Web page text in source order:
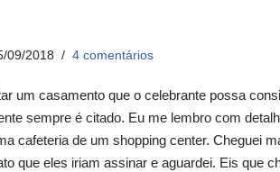
09/2018 4 comentários
um casamento que o celebrante possa
sempre é citado. Eu me lembro com
cafeteria de um shopping center. Cheguei
que eles iriam assinar e aguardei. Eis que